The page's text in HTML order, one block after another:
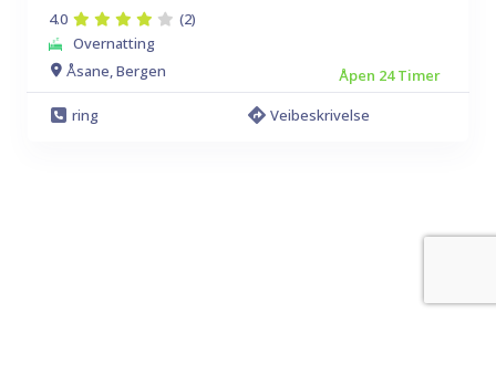
4.0
(2)
Overnatting
Åsane, Bergen
Åpen 24 Timer
ring
Veibeskrivelse